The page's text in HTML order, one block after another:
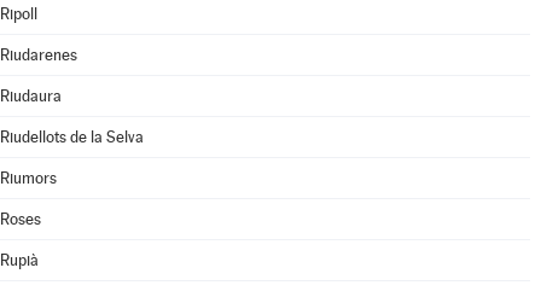
Ripoll
Riudarenes
Riudaura
Riudellots de la Selva
Riumors
Roses
Rupià